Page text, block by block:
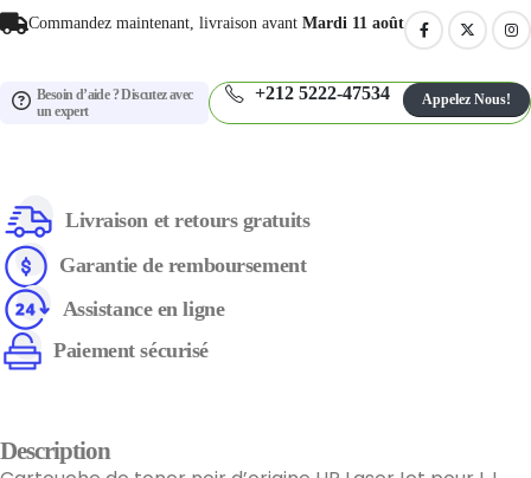
Commandez maintenant, livraison avant Mardi 11 août
Besoin d’aide ? Discutez avec
un expert
+212 5222-47534 Appelez Nous!
Livraison et retours gratuits
Garantie de remboursement
Assistance en ligne
Paiement sécurisé
Description